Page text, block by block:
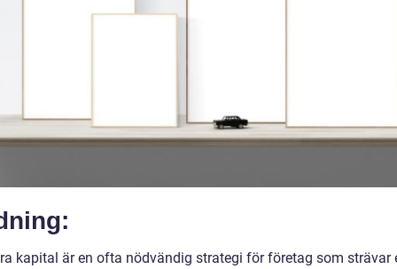
kapital är en ofta nödvändig strategi för företag som strävar